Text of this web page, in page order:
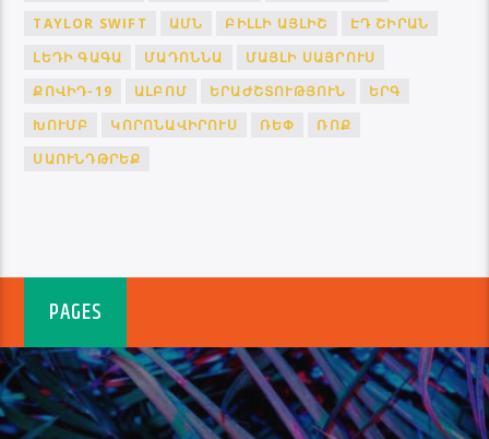
TAYLOR SWIFT
ԱՄՆ ԲԻԼԼԻ ԱՅԼԻՇ
ԷԴ ՇԻՐԱՆ
ԼԵԴԻ ԳԱԳԱ
ՄԱԴՈՆՆԱ
ՄԱՅԼԻ ՍԱՅՐՈՒՍ
ՔՈՎԻԴ-19
ԱԼԲՈՄ ԵՐԱԺՇՏՈՒԹՅՈՒՆ
ԵՐԳ
ԽՈՒՄԲ
ԿՈՐՈՆԱՎԻՐՈՒՍ ՌԵՓ
ՌՈՔ
ՍԱՈՒՆԴԹՐԵՔ
PAGES